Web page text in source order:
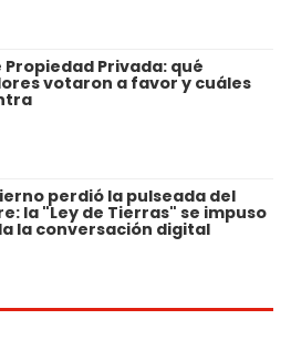
Propiedad Privada: qué
votaron a favor y cuáles
perdió la pulseada del
la "Ley de Tierras" se impuso
la conversación digital